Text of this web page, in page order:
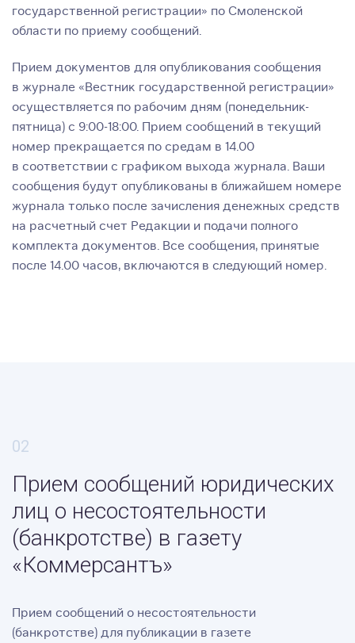
государственной регистрации» по Смоленской
области по приему сообщений.
Прием документов для опубликования сообщения
в журнале «Вестник государственной регистрации»
осуществляется по рабочим дням (понедельник-
пятница) с 9:00-18:00. Прием сообщений в текущий
номер прекращается по средам в 14.00
в соответствии с графиком выхода журнала. Ваши
сообщения будут опубликованы в ближайшем номере
журнала только после зачисления денежных средств
на расчетный счет Редакции и подачи полного
комплекта документов. Все сообщения, принятые
после 14.00 часов, включаются в следующий номер.
Прием сообщений юридических
лиц о несостоятельности
(банкротстве) в газету
«Коммерсантъ»
Прием сообщений о несостоятельности
(банкротстве) для публикации в газете